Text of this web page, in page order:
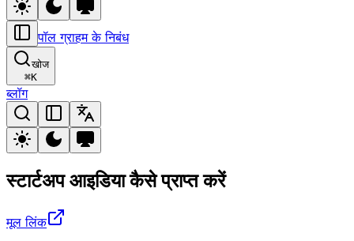
पॉल ग्राहम के निबंध
खोज
⌘K
ब्लॉग
स्टार्टअप आइडिया कैसे प्राप्त करें
मूल लिंक